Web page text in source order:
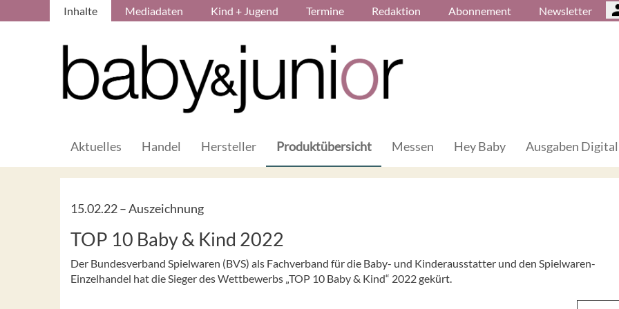
Inhalte Mediadaten Kind + Jugend Termine Redaktion Abonnement Newsletter
Aktuelles Handel Hersteller Produktübersicht Messen Hey Baby Ausgaben Digital
15.02.22 –Auszeichnung
TOP 10 Baby & Kind 2022
Der Bundesverband Spielwaren (BVS) als Fachverband für die Baby- und Kinderausstatter und den Spielwaren-
Einzelhandel hat die Sieger des Wettbewerbs „TOP 10 Baby & Kind“ 2022 gekürt.